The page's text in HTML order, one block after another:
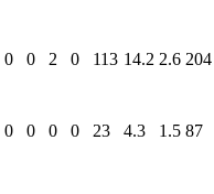
0 0 2 0 113 14.2 2.6 204
0 0 0 0 23 4.3 1.5 87